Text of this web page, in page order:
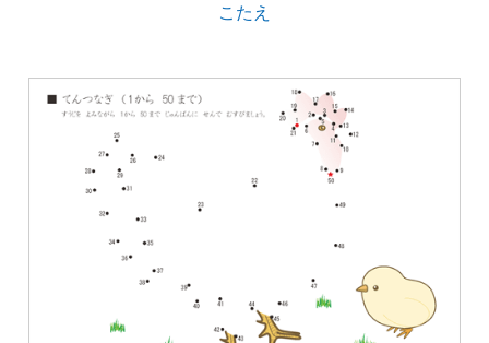
こたえ